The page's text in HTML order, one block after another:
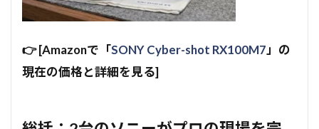
👉 [Amazonで「SONY Cyber-shot RX100M7 」の
現在の価格と詳細を見る]